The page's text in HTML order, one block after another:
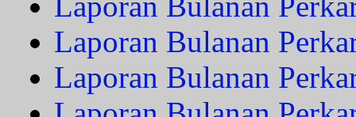
Laporan Bulanan
Laporan Bulanan